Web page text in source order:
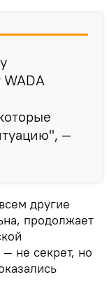
WADA
—
другие
продолжает
не секрет, но